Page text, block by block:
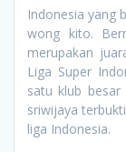
Indonesia yang
wong kito.
merupakan
Liga Super
satu klub besar
sriwijaya
liga Indonesia.